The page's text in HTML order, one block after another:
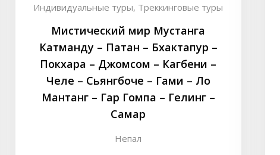
Индивидуальные туры, Треккинговые туры
Мистический мир Мустанга
Катманду – Патан – Бхактапур –
Покхара – Джомсом – Кагбени –
Челе – Сьянгбоче – Гами – Ло
Мантанг – Гар Гомпа – Гелинг –
Самар
Непал